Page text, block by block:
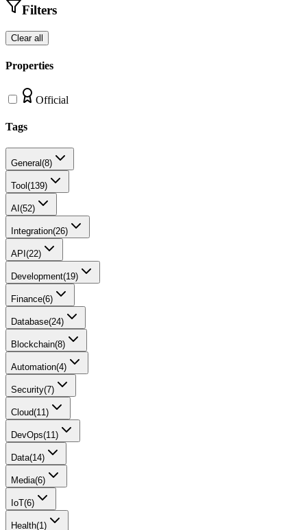
Filters
Clear all
Properties
Official
Tags
General(8)
Tool (139)
AI (52)
Integration(26)
API (22)
Development(19)
Finance(6)
Database(24)
Blockchain(8)
Automation(4)
Security(7)
Cloud(11)
DevOps(11)
Data(14)
Media(6)
IoT(6)
Health(1)